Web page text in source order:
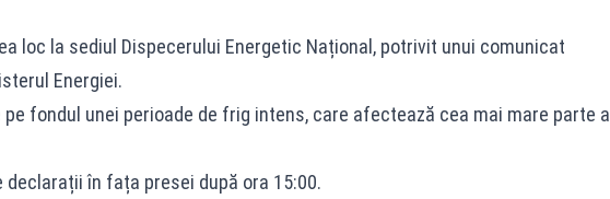
loc la sediul Dispecerului Energetic Național, potrivit unui comunicat
Energiei.
pe fondul unei perioade de frig intens, care afectează cea mai mare parte a
în fața presei după ora 15:00.